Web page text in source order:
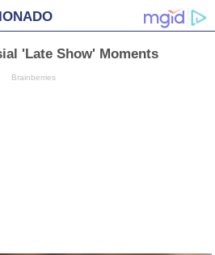
'Late Show' Moments
Brainberries